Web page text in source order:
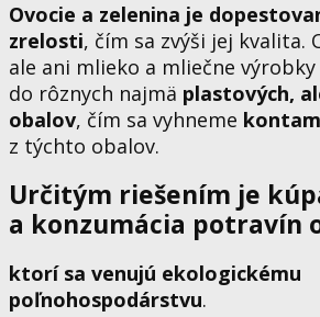
Ovocie a zelenina je
zrelosti, čím sa zvýši jej kvalita.
ale ani mlieko a mliečne
do rôznych najmä plastových,
obalov, čím sa vyhneme
z týchto obalov.
Určitým riešením je
a konzumácia potravín
ktorí sa venujú ekologickému
poľnohospodárstvu.